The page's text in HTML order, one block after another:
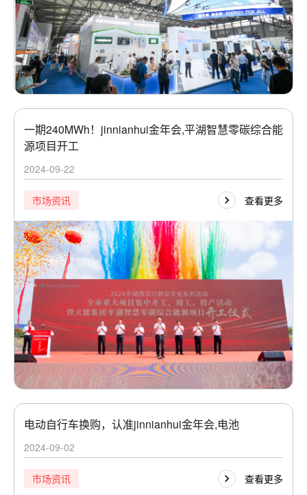
一期240MWh！jinnianhui金年会,平湖智慧零碳综合能
源项目开工
2024-09-22
市场资讯 查看更多
电动自行车换购，认准jinnianhui金年会,电池
2024-09-02
市场资讯 查看更多